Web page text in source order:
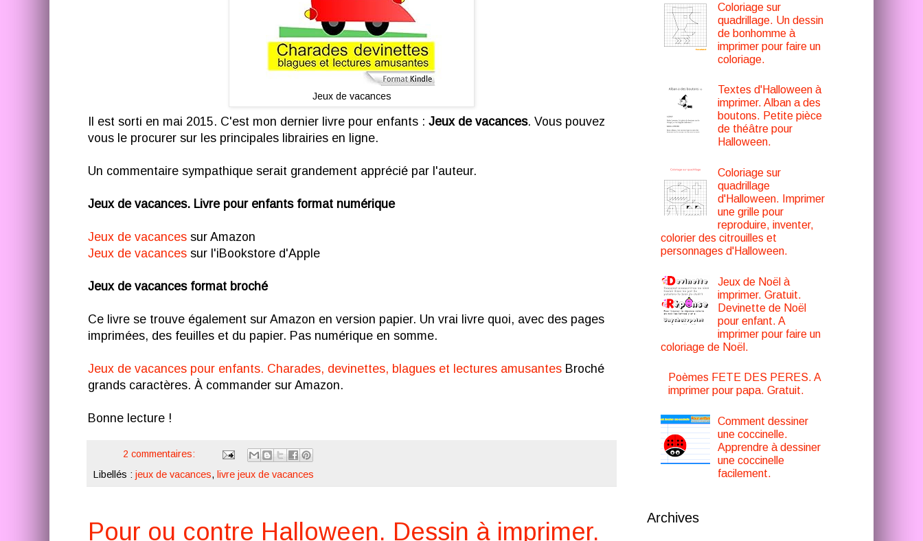
Jeux de vacances
Il est sorti en mai 2015. C'est mon dernier livre pour enfants : Jeux de vacances. Vous pouvez
vous le procurer sur les principales librairies en ligne.
Un commentaire sympathique serait grandement apprécié par l'auteur.
Jeux de vacances. Livre pour enfants format numérique
Jeux de vacances sur Amazon
Jeux de vacances sur l'iBookstore d'Apple
Jeux de vacances format broché
Ce livre se trouve également sur Amazon en version papier. Un vrai livre quoi, avec des pages
imprimées, des feuilles et du papier. Pas numérique en somme.
Jeux de vacances pour enfants. Charades, devinettes, blagues et lectures amusantes Broché
grands caractères. À commander sur Amazon.
Bonne lecture !
2 commentaires:
Libellés : jeux de vacances, livre jeux de vacances
Pour ou contre Halloween. Dessin à imprimer.
Coloriage sur
quadrillage. Un dessin
de bonhomme à
imprimer pour faire un
coloriage.
Textes d'Halloween à
imprimer. Alban a des
boutons. Petite pièce
de théâtre pour
Halloween.
Coloriage sur
quadrillage
d'Halloween. Imprimer
une grille pour
reproduire, inventer,
colorier des citrouilles et
personnages d'Halloween.
Jeux de Noël à
imprimer. Gratuit.
Devinette de Noël
pour enfant. A
imprimer pour faire un
coloriage de Noël.
Poèmes FETE DES PERES. A
imprimer pour papa. Gratuit.
Comment dessiner
une coccinelle.
Apprendre à dessiner
une coccinelle
facilement.
Archives